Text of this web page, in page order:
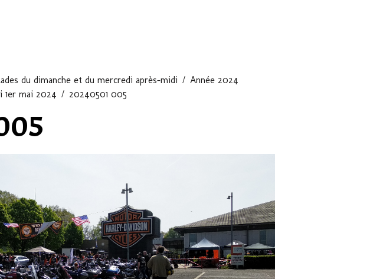
du dimanche et du mercredi après-midi
Année 2024
1er mai 2024
20240501 005